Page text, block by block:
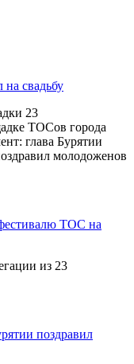
свадьбу
23
ТОСов города
глава Бурятии
молодоженов
ТОС на
из 23
поздравил